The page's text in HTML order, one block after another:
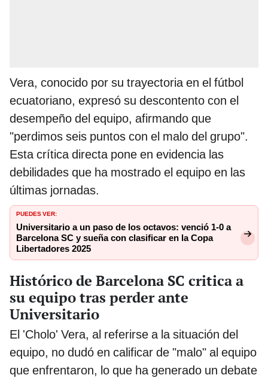
Vera, conocido por su trayectoria en el fútbol
ecuatoriano, expresó su descontento con el
desempeño del equipo, afirmando que
"perdimos seis puntos con el malo del grupo".
Esta crítica directa pone en evidencia las
debilidades que ha mostrado el equipo en las
últimas jornadas.
PUEDES VER:
Universitario a un paso de los octavos: venció 1-0 a
Barcelona SC y sueña con clasificar en la Copa
Libertadores 2025
Histórico de Barcelona SC critica a
su equipo tras perder ante
Universitario
El 'Cholo' Vera, al referirse a la situación del
equipo, no dudó en calificar de "malo" al equipo
que enfrentaron, lo que ha generado un debate